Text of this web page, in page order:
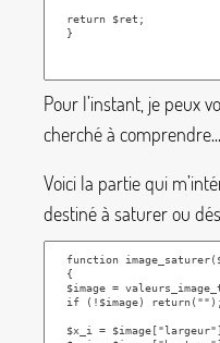
Pour l’instant, je peux
cherché à comprendre...
Voici la partie qui
destiné à saturer ou